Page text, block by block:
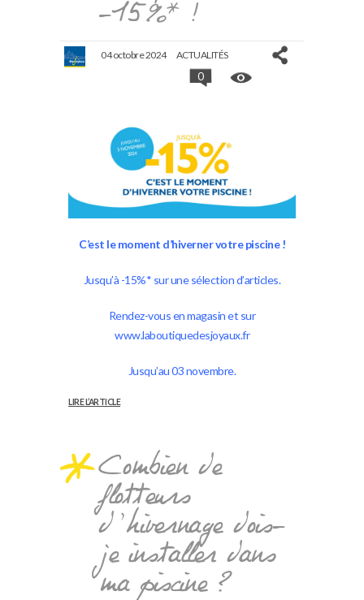
-15%* !
04 octobre 2024 ACTUALITÉS
0
C’est le moment d’hiverner votre piscine !
Jusqu’à -15%* sur une sélection d’articles.
Rendez-vous en magasin et sur
www.laboutiquedesjoyaux.fr
Jusqu’au 03 novembre.
LIRE L’ARTICLE
Combien de
flotteurs
d’hivernage dois-
je installer dans
ma piscine ?